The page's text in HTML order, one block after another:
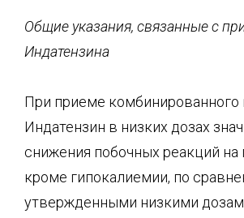
Общие указания, связанные с
Индатензина
При приеме комбинированного
Индатензин в низких дозах
снижения побочных реакций на
кроме гипокалиемии, по
утвержденными низкими